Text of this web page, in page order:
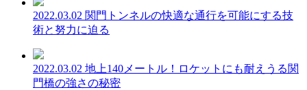
2022.03.02 関門トンネルの快適な通行を可能にする技
術と努力に迫る
2022.03.02 地上140メートル！ロケットにも耐えうる関
門橋の強さの秘密